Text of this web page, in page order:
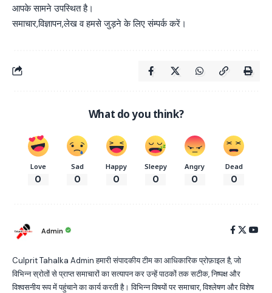
आपके सामने उपस्थित है।
समाचार,विज्ञापन,लेख व हमसे जुड़ने के लिए संम्पर्क करें।
What do you think?
Love
0
Sad
0
Happy
0
Sleepy
0
Angry
0
Dead
0
Admin
Culprit Tahalka Admin हमारी संपादकीय टीम का आधिकारिक प्रोफ़ाइल है, जो
विभिन्न स्रोतों से प्राप्त समाचारों का सत्यापन कर उन्हें पाठकों तक सटीक, निष्पक्ष और
विश्वसनीय रूप में पहुंचाने का कार्य करती है। विभिन्न विषयों पर समाचार, विश्लेषण और विशेष